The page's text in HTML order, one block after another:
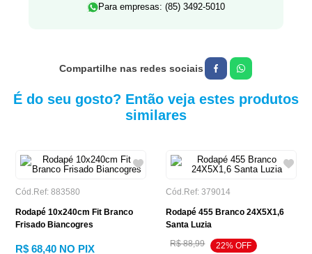
Para empresas: (85) 3492-5010
É do seu gosto? Então veja estes produtos
similares
Cód.Ref: 883580
Rodapé 10x240cm Fit Branco
Frisado Biancogres
R$ 68,40 NO PIX
Cód.Ref: 379014
Rodapé 455 Branco 24X5X1,6
Santa Luzia
R$ 88,99
22% OFF